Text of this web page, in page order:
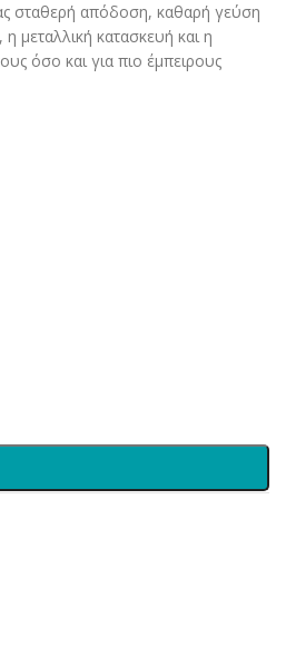
σταθερή απόδοση, καθαρή γεύση
μεταλλική κατασκευή και η
όσο και για πιο έμπειρους